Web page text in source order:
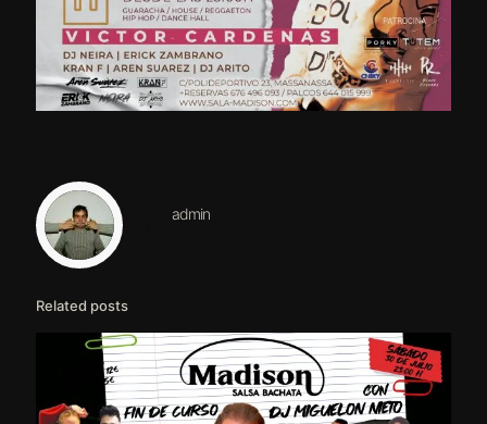
admin
Related posts